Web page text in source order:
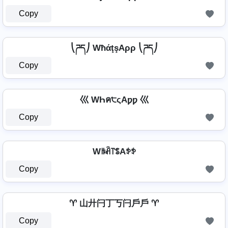
Copy
⎝ཌད⎠ WħάţşAρρ ⎝ཌད⎠
Copy
巛 WҺค੮ςAƿƿ 巛
Copy
Wꑛꋫ꓅ꌚAꉣꉣ
Copy
♈ 山廾闩丁丂闩戶戶 ♈
Copy